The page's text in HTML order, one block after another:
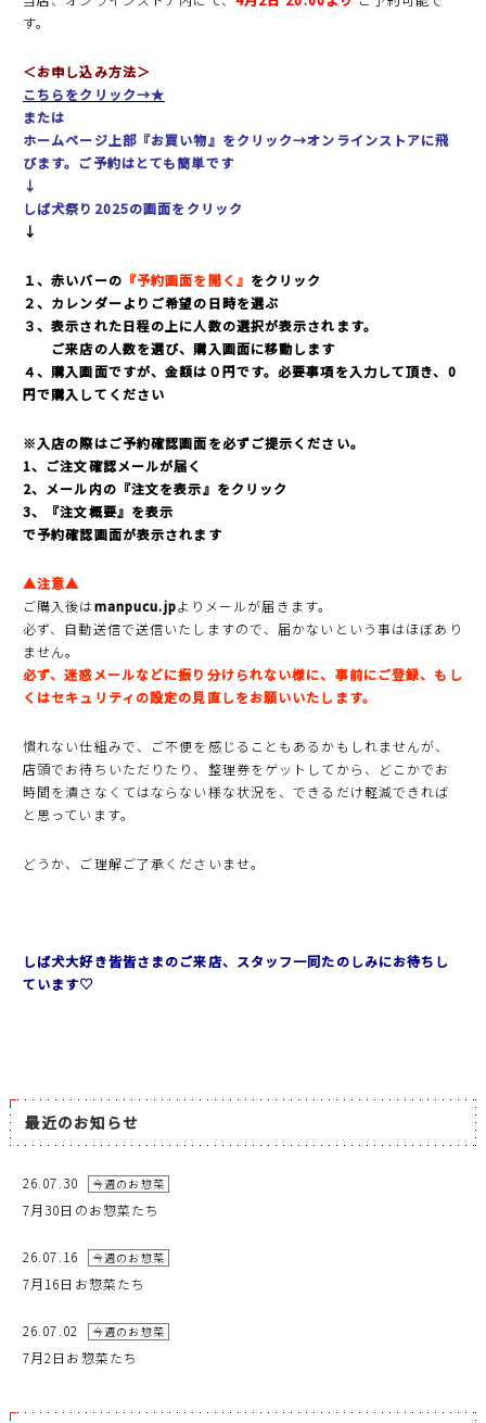
す。
＜お申し込み方法＞
こちらをクリック→★
または
ホームページ上部『お買い物』をクリック→オンラインストアに飛
びます。ご予約はとても簡単です
↓
しば犬祭り2025の画面をクリック
↓
１、赤いバーの 『予約画面を開く』 をクリック
２、カレンダーよりご希望の日時を選ぶ
３、表示された日程の上に人数の選択が表示されます。
ご来店の人数を選び、購入画面に移動します
４、購入画面ですが、金額は０円です。必要事項を入力して頂き、0
円で購入してください
※入店の際はご予約確認画面を必ずご提示ください。
1、ご注文確認メールが届く
2、メール内の『注文を表示』をクリック
3、『注文概要』を表示
で予約確認画面が表示されます
▲注意▲
ご購入後はmanpucu.jpよりメールが届きます。
必ず、自動送信で送信いたしますので、届かないという事はほぼあり
ません。
必ず、迷惑メールなどに振り分けられない様に、事前にご登録、もし
くはセキュリティの設定の見直しをお願いいたします。
慣れない仕組みで、ご不便を感じることもあるかもしれませんが、
店頭でお待ちいただりたり、整理券をゲットしてから、どこかでお
時間を潰さなくてはならない様な状況を、できるだけ軽減できれば
と思っています。
どうか、ご理解ご了承くださいませ。
しば犬大好き皆皆さまのご来店、スタッフ一同たのしみにお待ちし
ています♡
最近のお知らせ
26.07.30 今週のお惣菜
7月30日のお惣菜たち
26.07.16 今週のお惣菜
7月16日お惣菜たち
26.07.02 今週のお惣菜
7月2日お惣菜たち